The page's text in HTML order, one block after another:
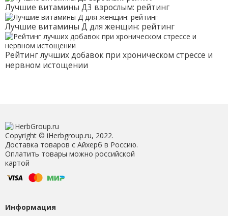
Лучшие витамины Д3 взрослым: рейтинг
Лучшие витамины Д для женщин: рейтинг
Рейтинг лучших добавок при хроническом стрессе и
нервном истощении
Copyright © iHerbgroup.ru, 2022.
Доставка товаров с Айхерб в Россию.
Оплатить товары можно российской
картой
Информация